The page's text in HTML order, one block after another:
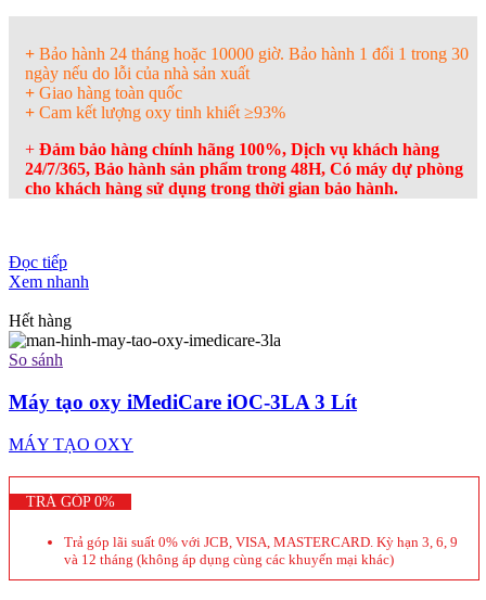
+ Bảo hành 24 tháng hoặc 10000 giờ. Bảo hành 1 đổi 1 trong 30
ngày nếu do lỗi của nhà sản xuất
+ Giao hàng toàn quốc
+ Cam kết lượng oxy tinh khiết ≥93%
+ Đảm bảo hàng chính hãng 100%, Dịch vụ khách hàng
24/7/365, Bảo hành sản phẩm trong 48H, Có máy dự phòng
cho khách hàng sử dụng trong thời gian bảo hành.
Đọc tiếp
Xem nhanh
Hết hàng
So sánh
Máy tạo oxy iMediCare iOC-3LA 3 Lít
MÁY TẠO OXY
TRẢ GÓP 0%
Trả góp lãi suất 0% với JCB, VISA, MASTERCARD. Kỳ hạn 3, 6, 9
và 12 tháng (không áp dụng cùng các khuyến mại khác)